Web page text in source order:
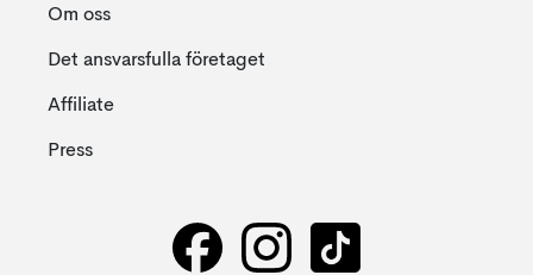
Om oss
Det ansvarsfulla företaget
Affiliate
Press